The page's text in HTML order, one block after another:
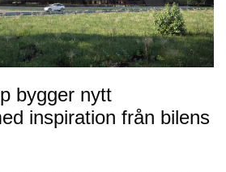
bygger nytt
inspiration från bilens